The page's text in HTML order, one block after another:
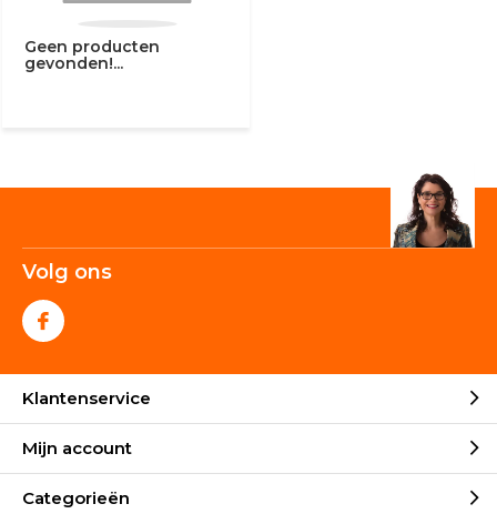
Geen producten
gevonden!...
Volg ons
Klantenservice
Mijn account
Categorieën